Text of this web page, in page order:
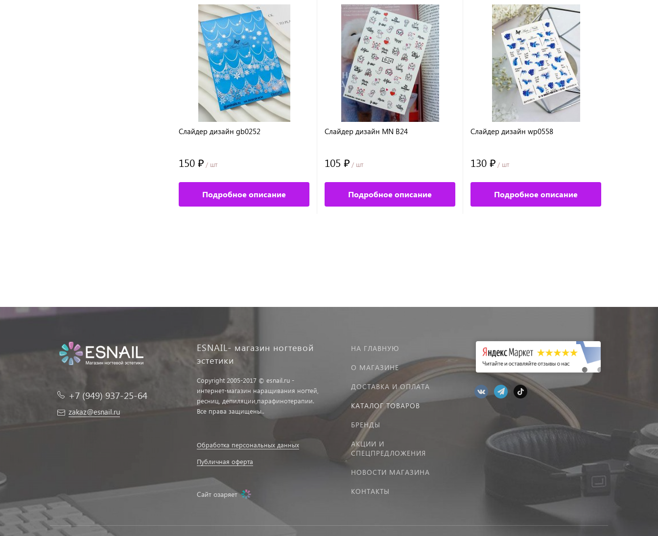
Слайдер дизайн gb0252
150 ₽ / шт
Подробное описание
Слайдер дизайн MN B24
105 ₽ / шт
Подробное описание
Слайдер дизайн wp0558
130 ₽ / шт
Подробное описание
+7 (949) 937-25-64
zakaz@esnail.ru
ESNAIL- магазин ногтевой
эстетики
Copyright 2005-2017 © esnail.ru -
интернет-магазин наращивания ногтей,
ресниц, депиляции,парафинотерапии.
Все права защищены..
Обработка персональных данных
Публичная оферта
Сайт озаряет
НА ГЛАВНУЮ
О МАГАЗИНЕ
ДОСТАВКА И ОПЛАТА
КАТАЛОГ ТОВАРОВ
БРЕНДЫ
АКЦИИ И
СПЕЦПРЕДЛОЖЕНИЯ
НОВОСТИ МАГАЗИНА
КОНТАКТЫ